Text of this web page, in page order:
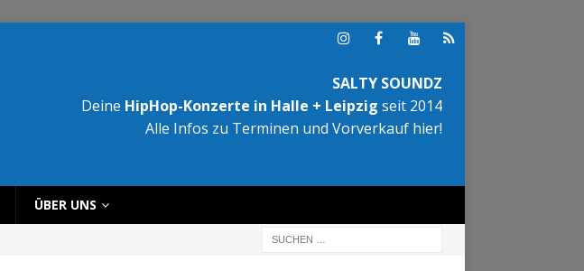
SALTY SOUNDZ
Deine HipHop-Konzerte in Halle + Leipzig seit 2014
Alle Infos zu Terminen und Vorverkauf hier!
ÜBER UNS